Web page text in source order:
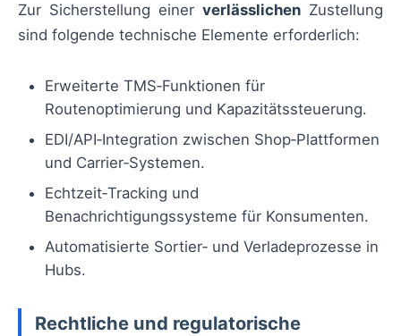
Zur Sicherstellung einer verlässlichen Zustellung
sind folgende technische Elemente erforderlich:
Erweiterte TMS‑Funktionen für
Routenoptimierung und Kapazitätssteuerung.
EDI/API‑Integration zwischen Shop‑Plattformen
und Carrier‑Systemen.
Echtzeit‑Tracking und
Benachrichtigungssysteme für Konsumenten.
Automatisierte Sortier‑ und Verladeprozesse in
Hubs.
Rechtliche und regulatorische